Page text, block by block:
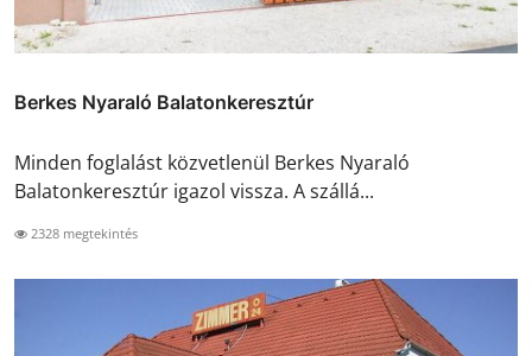
Berkes Nyaraló Balatonkeresztúr
Minden foglalást közvetlenül Berkes Nyaraló
Balatonkeresztúr igazol vissza. A szállá...
2328 megtekintés